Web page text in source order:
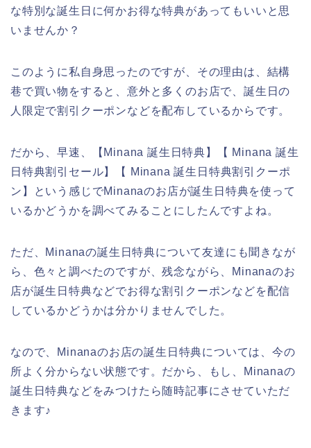
な特別な誕生日に何かお得な特典があってもいいと思
いませんか？
このように私自身思ったのですが、その理由は、結構
巷で買い物をすると、意外と多くのお店で、誕生日の
人限定で割引クーポンなどを配布しているからです。
だから、早速、【Minana 誕生日特典】【 Minana 誕生
日特典割引セール】【 Minana 誕生日特典割引クーポ
ン】という感じでMinanaのお店が誕生日特典を使って
いるかどうかを調べてみることにしたんですよね。
ただ、Minanaの誕生日特典について友達にも聞きなが
ら、色々と調べたのですが、残念ながら、Minanaのお
店が誕生日特典などでお得な割引クーポンなどを配信
しているかどうかは分かりませんでした。
なので、Minanaのお店の誕生日特典については、今の
所よく分からない状態です。だから、もし、Minanaの
誕生日特典などをみつけたら随時記事にさせていただ
きます♪